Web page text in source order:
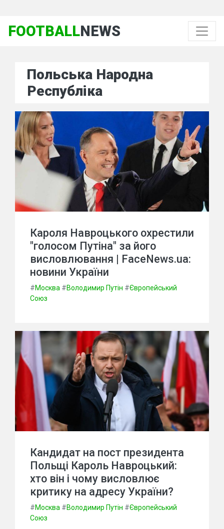
FOOTBALLNEWS
Польська Народна
Республіка
Кароля Навроцького охрестили
"голосом Путіна" за його
висловлювання | FaceNews.ua:
новини України
#Москва #Володимир Путін #Європейський
Союз
Кандидат на пост президента
Польщі Кароль Навроцький:
хто він і чому висловлює
критику на адресу України?
#Москва #Володимир Путін #Європейський
Союз